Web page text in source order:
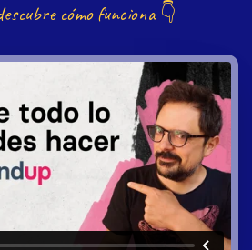
cómo funciona 👇